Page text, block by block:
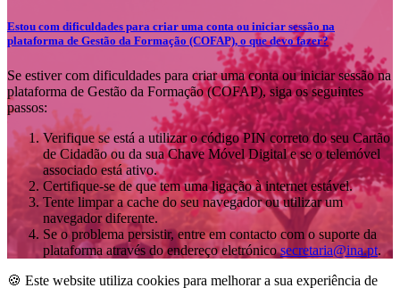
Estou com dificuldades para criar uma conta ou iniciar sessão na
plataforma de Gestão da Formação (COFAP), o que devo fazer?
Se estiver com dificuldades para criar uma conta ou iniciar sessão na
plataforma de Gestão da Formação (COFAP), siga os seguintes
passos:
Verifique se está a utilizar o código PIN correto do seu Cartão
de Cidadão ou da sua Chave Móvel Digital e se o telemóvel
associado está ativo.
Certifique-se de que tem uma ligação à internet estável.
Tente limpar a cache do seu navegador ou utilizar um
navegador diferente.
Se o problema persistir, entre em contacto com o suporte da
plataforma através do endereço eletrónicosecretaria@ina.pt.
🍪 Este website utiliza cookies para melhorar a sua experiência de